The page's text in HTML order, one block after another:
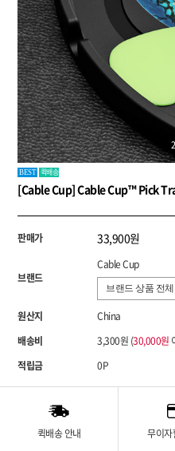
2
BEST 퀵배송
[Cable Cup] Cable Cup™ Pick
판매가 33,900원
브랜드
Cable Cup
브랜드 상품 전
원산지
China
배송비
3,300원 (30,000원
적립금
0P
퀵배송 안내 무이자